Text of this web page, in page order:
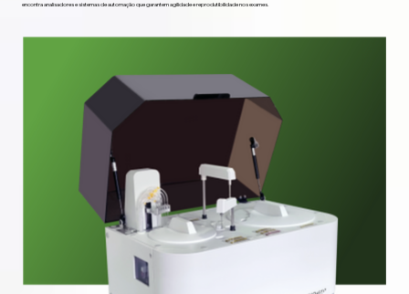
encontra analisadores e sistemas de automação que garantem agilidade e reprodutibilidade nos exames.